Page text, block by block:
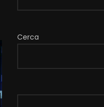
Watch Later
Cerca